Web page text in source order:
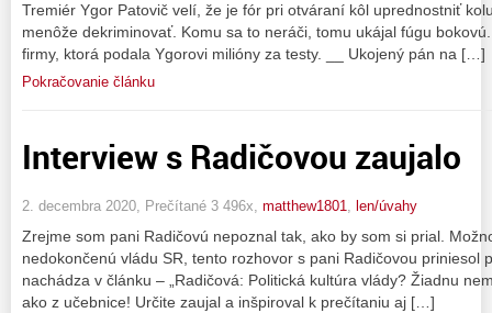
Tremiér Ygor Patovič velí, že je fór pri otváraní kôl uprednostniť
menôže dekriminovať. Komu sa to neráči, tomu ukájal fúgu
firmy, ktorá podala Ygorovi milióny za testy. __ Ukojený pán na […]
Pokračovanie článku
Interview s Radičovou zaujalo
2. decembra 2020, Prečítané 3 496x, matthew1801, len/úvahy
Zrejme som pani Radičovú nepoznal tak, ako by som si prial.
nedokončenú vládu SR, tento rozhovor s pani Radičovou priniesol
nachádza v článku – „Radičová: Politická kultúra vlády? Žiadnu
ako z učebnice! Určite zaujal a inšpiroval k prečítaniu aj […]